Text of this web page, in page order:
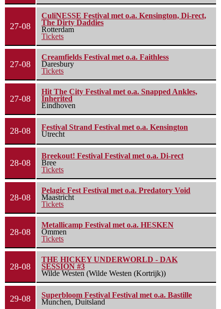
27-08
CuliNESSE Festival met o.a. Kensington, Di-rect,
The Dirty Daddies
Rotterdam
Tickets
27-08
Creamfields Festival met o.a. Faithless
Daresbury
Tickets
27-08
Hit The City Festival met o.a. Snapped Ankles,
Inherited
Eindhoven
28-08
Festival Strand Festival met o.a. Kensington
Utrecht
28-08
Breekout! Festival Festival met o.a. Di-rect
Bree
Tickets
28-08
Pelagic Fest Festival met o.a. Predatory Void
Maastricht
Tickets
28-08
Metallicamp Festival met o.a. HESKEN
Ommen
Tickets
28-08
THE HICKEY UNDERWORLD - DAK
SESSION #3
Wilde Westen (Wilde Westen (Kortrijk))
29-08
Superbloom Festival Festival met o.a. Bastille
Munchen, Duitsland